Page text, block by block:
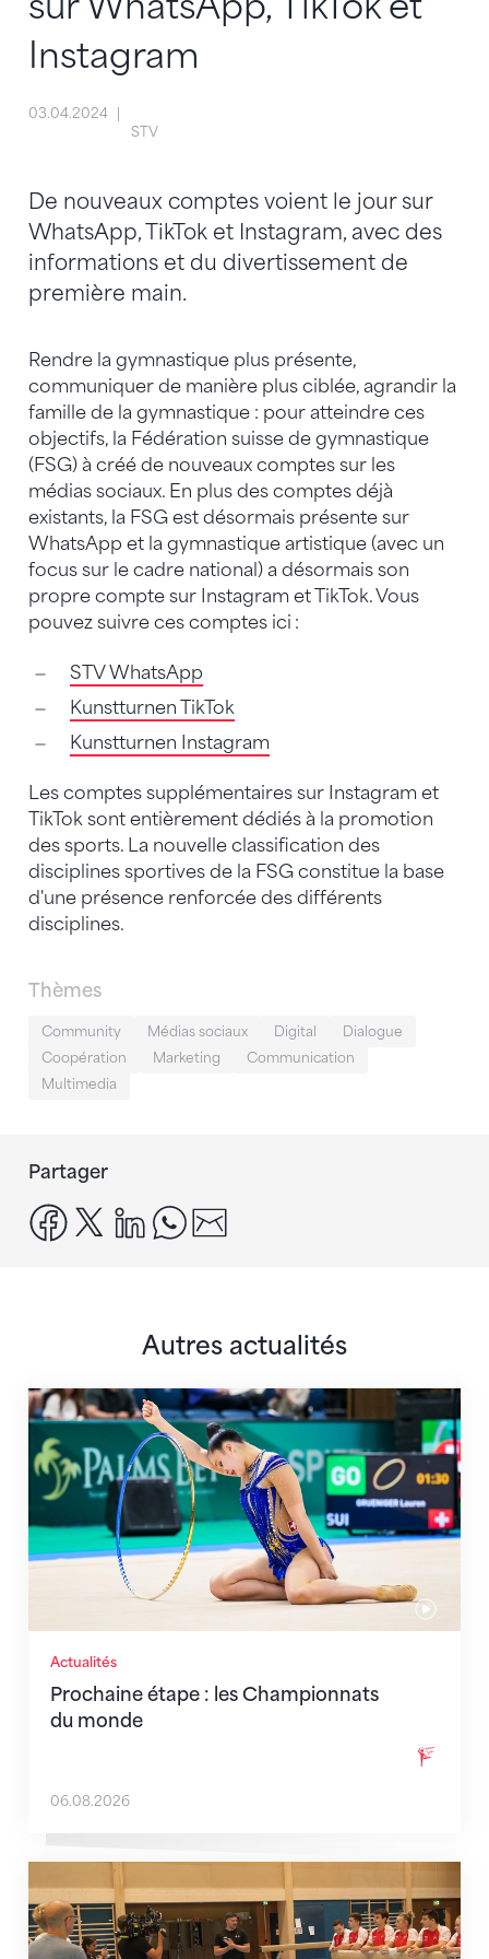
Instagram
03.04.2024
STV
De nouveaux comptes voient le jour sur
WhatsApp, TikTok et Instagram, avec des
informations et du divertissement de
première main.
Rendre la gymnastique plus présente,
communiquer de manière plus ciblée, agrandir la
famille de la gymnastique : pour atteindre ces
objectifs, la Fédération suisse de gymnastique
(FSG) à créé de nouveaux comptes sur les
médias sociaux. En plus des comptes déjà
existants, la FSG est désormais présente sur
WhatsApp et la gymnastique artistique (avec un
focus sur le cadre national) a désormais son
propre compte sur Instagram et TikTok. Vous
pouvez suivre ces comptes ici :
STV WhatsApp
Kunstturnen TikTok
Kunstturnen Instagram
Les comptes supplémentaires sur Instagram et
TikTok sont entièrement dédiés à la promotion
des sports. La nouvelle classification des
disciplines sportives de la FSG constitue la base
d'une présence renforcée des différents
disciplines.
Thèmes
Community Médias sociaux Digital
Dialogue
Coopération
Marketing
Communication
Multimedia
Partager
facebook
x linkedinwhatsapp
Autres actualités
Actualités
Prochaine étape : les Championnats
du monde
Prochaine étape : les Championnats du monde
06.08.2026
En route pour Zagreb avec des objectifs clairs